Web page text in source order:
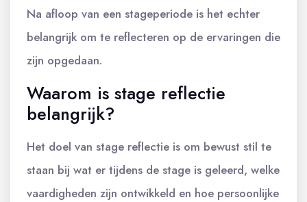
Na afloop van een stageperiode is het echter
belangrijk om te reflecteren op de ervaringen die
zijn opgedaan.
Waarom is stage reflectie
belangrijk?
Het doel van stage reflectie is om bewust stil te
staan bij wat er tijdens de stage is geleerd, welke
vaardigheden zijn ontwikkeld en hoe persoonlijke